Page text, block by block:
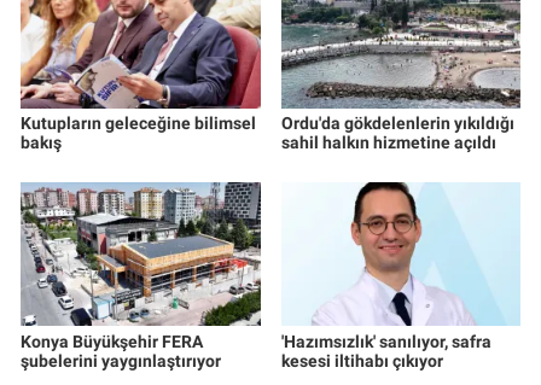
Kutupların geleceğine bilimsel
bakış
Ordu'da gökdelenlerin yıkıldığı
sahil halkın hizmetine açıldı
Konya Büyükşehir FERA
şubelerini yaygınlaştırıyor
'Hazımsızlık' sanılıyor, safra
kesesi iltihabı çıkıyor